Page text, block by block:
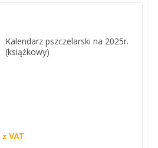
Kalendarz pszczelarski na 2025r.
(książkowy)
z VAT